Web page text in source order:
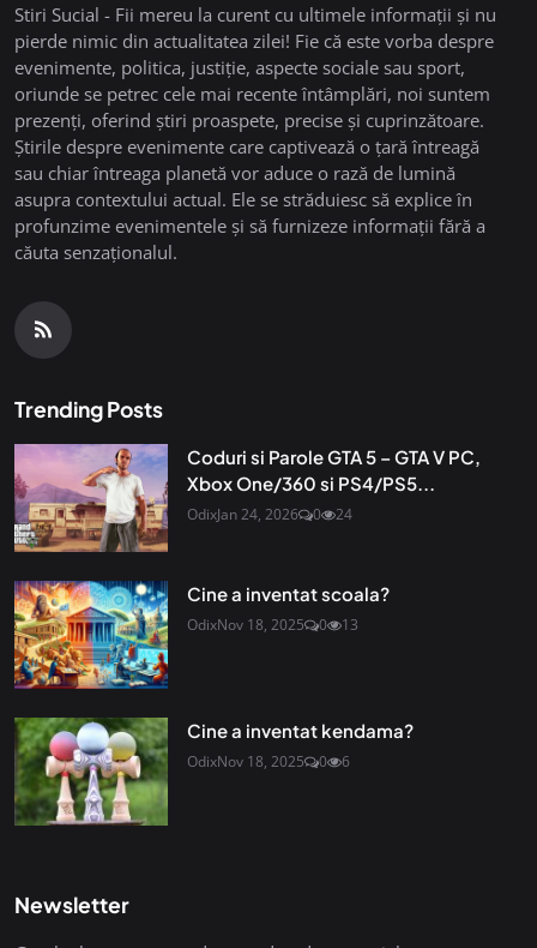
Stiri Sucial - Fii mereu la curent cu ultimele informații și nu
pierde nimic din actualitatea zilei! Fie că este vorba despre
evenimente, politica, justiție, aspecte sociale sau sport,
oriunde se petrec cele mai recente întâmplări, noi suntem
prezenți, oferind știri proaspete, precise și cuprinzătoare.
Știrile despre evenimente care captivează o țară întreagă
sau chiar întreaga planetă vor aduce o rază de lumină
asupra contextului actual. Ele se străduiesc să explice în
profunzime evenimentele și să furnizeze informații fără a
căuta senzaționalul.
Trending Posts
Coduri si Parole GTA 5 – GTA V PC,
Xbox One/360 si PS4/PS5...
OdixJan 24, 2026 0 24
Cine a inventat scoala?
OdixNov 18, 2025 0 13
Cine a inventat kendama?
OdixNov 18, 2025 0 6
Newsletter